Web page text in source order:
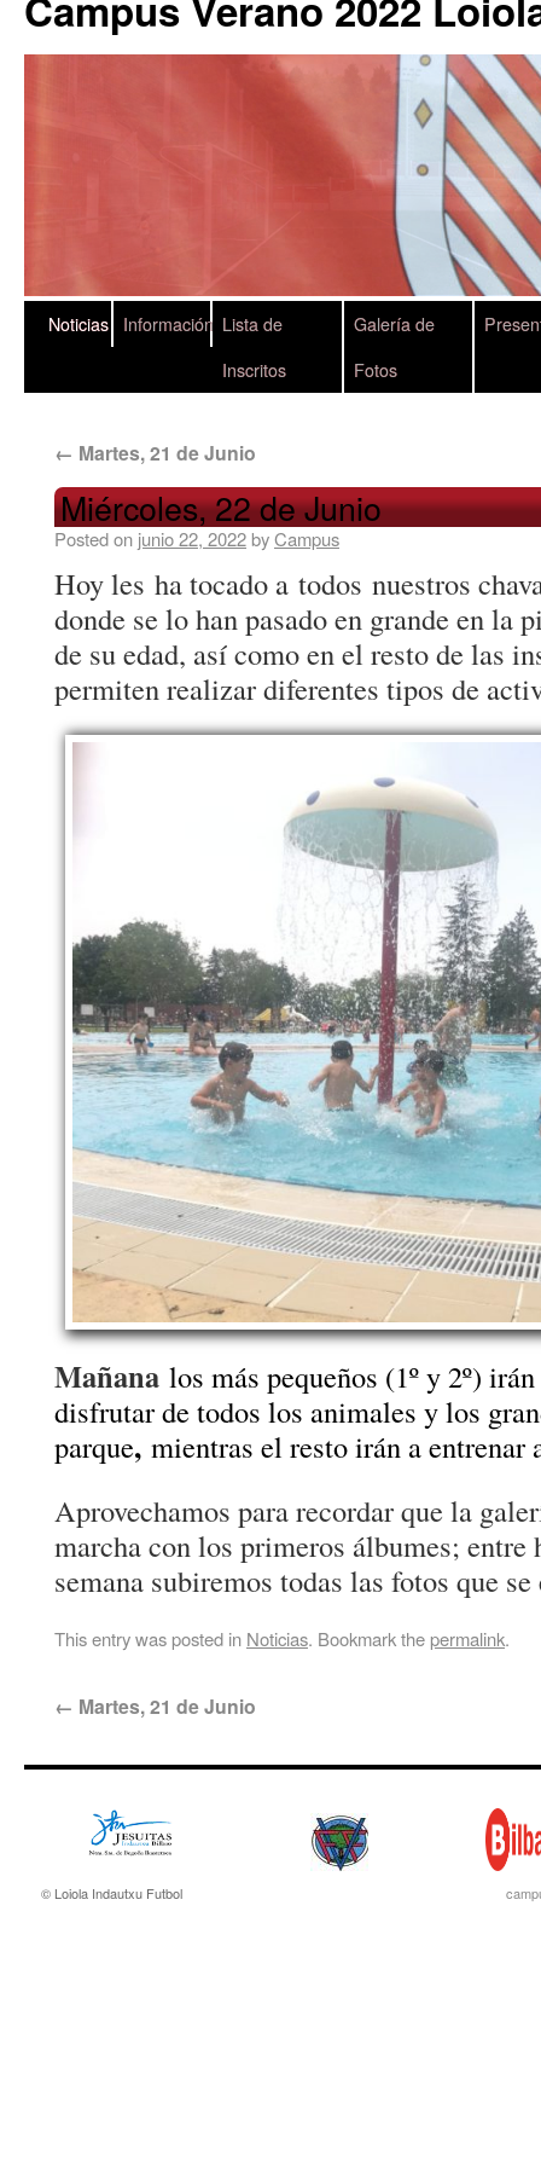
Noticias Información Lista de
Inscritos
Galería de
Fotos
← Martes, 21 de Junio
Miércoles, 22 de Junio
Posted on junio 22, 2022byCampus
Hoy les ha tocado a todos nuestros
donde se lo han pasado en grande en la
de su edad, así como en el resto de las
permiten realizar diferentes tipos de
Mañana los más pequeños (1º y 2º)
disfrutar de todos los animales y los
parque, mientras el resto irán a entrenar
Aprovechamos para recordar que la
marcha con los primeros álbumes; entre
semana subiremos todas las fotos que
This entry was posted in Noticias. Bookmark the permalink.
← Martes, 21 de Junio
© Loiola Indautxu Futbol